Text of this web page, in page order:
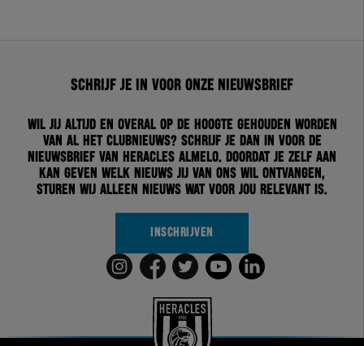
Schrijf je in voor onze nieuwsbrief
Wil jij altijd en overal op de hoogte gehouden worden
van al het clubnieuws? Schrijf je dan in voor de
nieuwsbrief van Heracles Almelo. Doordat je zelf aan
kan geven welk nieuws jij van ons wil ontvangen,
sturen wij alleen nieuws wat voor jou relevant is.
INSCHRIJVEN